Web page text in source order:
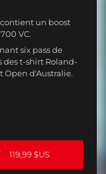
un boost
VC.
six pass de
des t-shirt Roland-
Open d'Australie.
119,99 $US